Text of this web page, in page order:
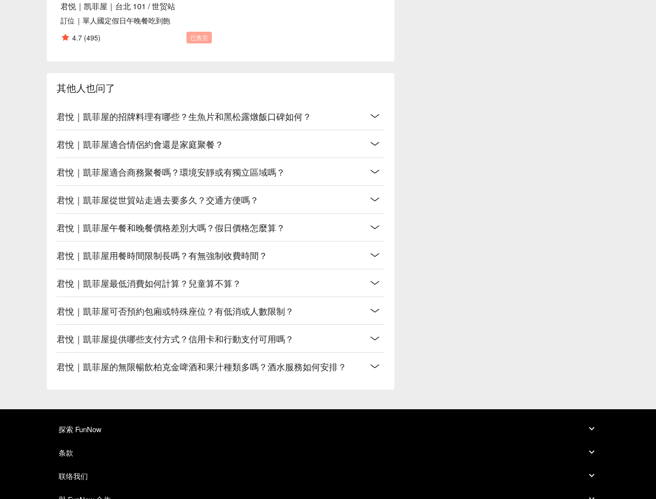
君悦｜凯菲屋｜台北 101 / 世贸站
訂位｜單人國定假日午晚餐吃到飽
4.7 (495) 已售完
其他人也问了
君悅｜凱菲屋的招牌料理有哪些？生魚片和黑松露燉飯口碑如何？
君悅｜凱菲屋適合情侶約會還是家庭聚餐？
君悅｜凱菲屋適合商務聚餐嗎？環境安靜或有獨立區域嗎？
君悅｜凱菲屋從世貿站走過去要多久？交通方便嗎？
君悅｜凱菲屋午餐和晚餐價格差別大嗎？假日價格怎麼算？
君悅｜凱菲屋用餐時間限制長嗎？有無強制收費時間？
君悅｜凱菲屋最低消費如何計算？兒童算不算？
君悅｜凱菲屋可否預約包廂或特殊座位？有低消或人數限制？
君悅｜凱菲屋提供哪些支付方式？信用卡和行動支付可用嗎？
君悅｜凱菲屋的無限暢飲柏克金啤酒和果汁種類多嗎？酒水服務如何安排？
探索 FunNow
条款
联络我们